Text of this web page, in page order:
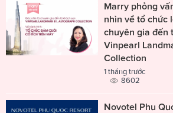
Marry phỏng
nhìn về tổ chức
chuyên gia đến
Vinpearl
Collection
1 tháng trước
8602
Novotel Phu